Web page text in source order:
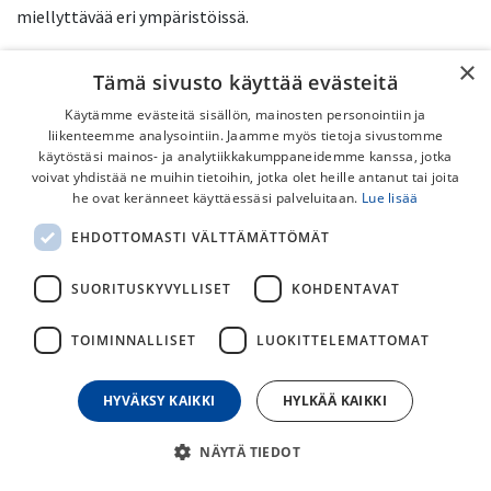
miellyttävää eri ympäristöissä.
Specialized​​​​
×
Tämä sivusto käyttää evästeitä
Käytämme evästeitä sisällön, mainosten personointiin ja
liikenteemme analysointiin. Jaamme myös tietoja sivustomme
käytöstäsi mainos- ja analytiikkakumppaneidemme kanssa, jotka
voivat yhdistää ne muihin tietoihin, jotka olet heille antanut tai joita
he ovat keränneet käyttäessäsi palveluitaan. Lue lisää
EHDOTTOMASTI VÄLTTÄMÄTTÖMÄT
SUORITUSKYVYLLISET KOHDENTAVAT
TOIMINNALLISET LUOKITTELEMATTOMAT
HYVÄKSY KAIKKI HYLKÄÄ KAIKKI
NÄYTÄ TIEDOT